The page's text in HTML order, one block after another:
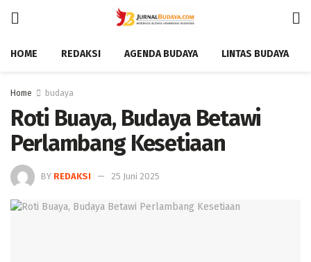
HOME REDAKSI AGENDA BUDAYA LINTAS BUDAYA
Home budaya
Roti Buaya, Budaya Betawi
Perlambang Kesetiaan
BY REDAKSI 25 Juni 2025